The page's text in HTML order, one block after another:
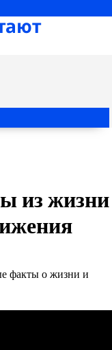
из жизни